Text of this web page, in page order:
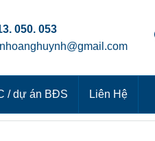
050. 053
/ dự án BĐS Liên Hệ